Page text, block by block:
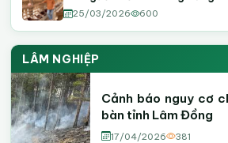
25/03/2026 600
LÂM NGHIỆP
Cảnh báo nguy cơ
bàn tỉnh Lâm Đồng
17/04/2026 381